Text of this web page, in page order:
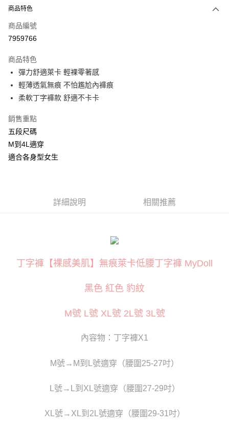
信用卡分期付款
合作金庫商業銀行
上海商業儲蓄銀行
國泰世華商業銀行
匯豐（台灣）商業銀行
聯邦商業銀行
元大商業銀行
玉山商業銀行
超商取貨付款
LINE Pay
街口支付
悠遊付
AFTEE先享後付是「在收到商品之後才付款」的支付方式。 讓您購物簡單
３．安心：先確認商品／服務後，再付款。
１．於結帳方式選擇「AFTEE先享後付」後，將跳轉至「AFTEE先享後付」
３．收到繳費通知簡訊後14天內，點擊此簡訊中的連結，可透過四大超商／
※ 請注意：結帳手續完成當下不需立刻繳費，但若您需要取消訂單，請聯絡
購買商品的店家。未經商家同意取消之訂單仍視為有效，需透過AFTEE先享
※ 交易是否成功請以「AFTEE先享後付 」之結帳頁面顯示為準，若有關於
１．透過由恩沛科技股份有限公司提供之「AFTEE先享後付」服務完成之交
易，需依本服務之必要範圍內提供個人資料，並將交易相關給付款項請求債
２．關於個人資料處理事宜，請瀏覽以下網址：
https://aftee.tw/terms/#terms3
全家取貨付款
商品特色
商品編號
7959766
商品特色
彈力舒適萊卡 輕裸零著感
輕薄透氣無痕 不怕尷尬內褲痕
柔軟丁字褲款 舒適不卡卡
銷售重點
五段尺碼
M到4L適穿
適合各身型女生
詳細說明 相關推薦
丁字褲【裸感美肌】無痕萊卡低腰丁字褲 MyDoll
黑色 紅色 豹紋
M號 L號 XL號 2L號 3L號
內容物：丁字褲X1
M號→M到L號適穿（腰圍25-27吋）
L號→L到XL號適穿（腰圍27-29吋）
XL號→XL到2L號適穿（腰圍29-31吋）